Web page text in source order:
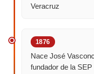
Veracruz
1876
Nace José
fundador de la SEP